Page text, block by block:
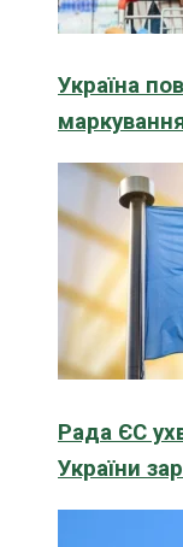
Україна
Рада ЄС
України